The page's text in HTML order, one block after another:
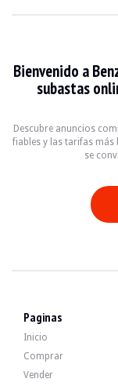
La BMW Série 8 G14/
Fiche
Années de
Descubra todos
BMW
Bienvenido a
subastas
Descubre anuncios
fiables y las tarifas más
se
Paginas
Inicio
Comprar
Vender